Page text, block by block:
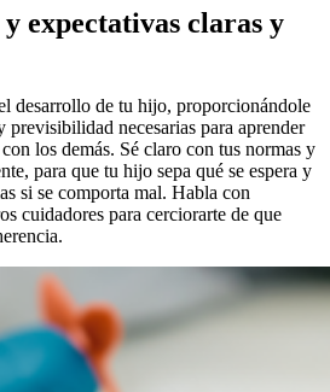
expectativas claras y
desarrollo de tu hijo, proporcionándole
previsibilidad necesarias para aprender
los demás. Sé claro con tus normas y
para que tu hijo sepa qué se espera y
si se comporta mal. Habla con
cuidadores para cerciorarte de que